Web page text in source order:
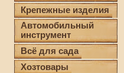
Крепежные изделия
Автомобильный
инструмент
Всё для сада
Хозтовары